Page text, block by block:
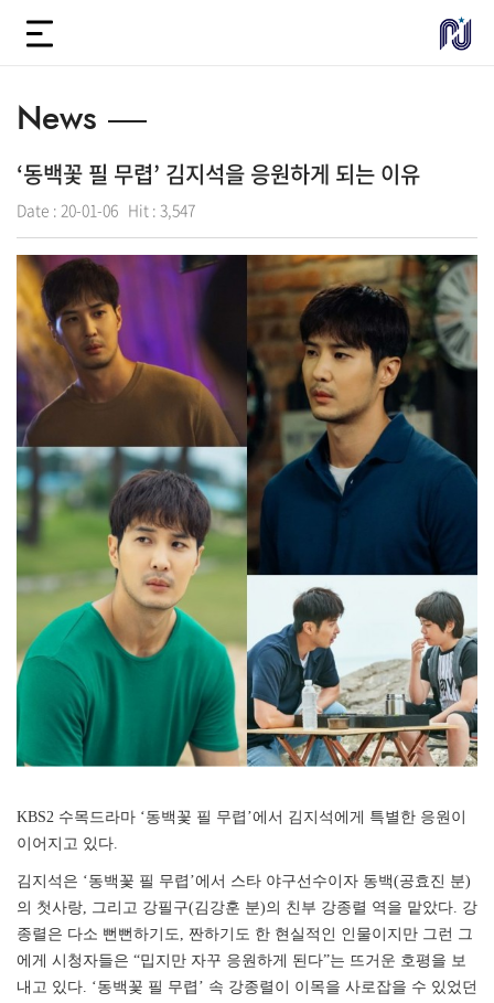
News
‘동백꽃 필 무렵’ 김지석을 응원하게 되는 이유
Date : 20-01-06 Hit : 3,547
KBS2 수목드라마 ‘동백꽃 필 무렵’에서 김지석에게 특별한 응원이
이어지고 있다.
김지석은 ‘동백꽃 필 무렵’에서 스타 야구선수이자 동백(공효진 분)
의 첫사랑, 그리고 강필구(김강훈 분)의 친부 강종렬 역을 맡았다. 강
종렬은 다소 뻔뻔하기도, 짠하기도 한 현실적인 인물이지만 그런 그
에게 시청자들은 “밉지만 자꾸 응원하게 된다”는 뜨거운 호평을 보
내고 있다. ‘동백꽃 필 무렵’ 속 강종렬이 이목을 사로잡을 수 있었던